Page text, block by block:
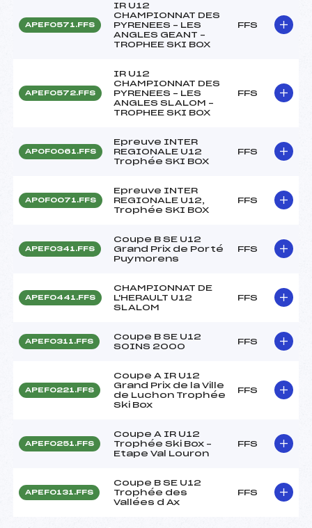
APEF0571.FFS
IR U12
CHAMPIONNAT DES
PYRENEES – LES
ANGLES GEANT –
TROPHEE SKI BOX
FFS
APEF0572.FFS
IR U12
CHAMPIONNAT DES
PYRENEES – LES
ANGLES SLALOM –
TROPHEE SKI BOX
FFS
APOF0061.FFS
Epreuve INTER
REGIONALE U12
Trophée SKI BOX
FFS
APOF0071.FFS
Epreuve INTER
REGIONALE U12,
Trophée SKI BOX
FFS
APEF0341.FFS
Coupe B SE U12
Grand Prix de Porté
Puymorens
FFS
APEF0441.FFS
CHAMPIONNAT DE
L'HERAULT U12
SLALOM
FFS
APEF0311.FFS
Coupe B SE U12
SOINS 2000
FFS
APEF0221.FFS
Coupe A IR U12
Grand Prix de la Ville
de Luchon Trophée
Ski Box
FFS
APEF0251.FFS
Coupe A IR U12
Trophée Ski Box –
Etape Val Louron
FFS
APEF0131.FFS
Coupe B SE U12
Trophée des
Vallées d Ax
FFS